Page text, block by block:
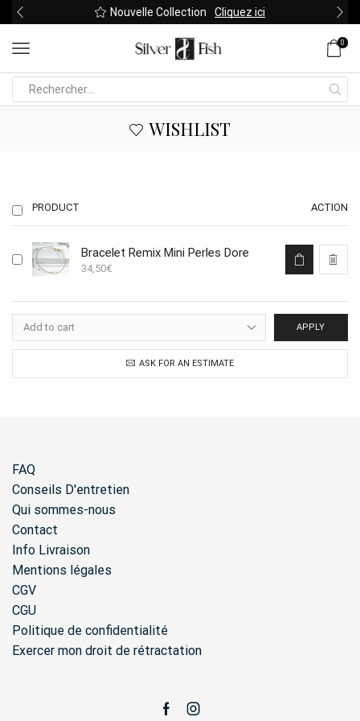
Nouvelle Collection Cliquez ici
0
WISHLIST
PRODUCT ACTION
Bracelet Remix Mini Perles Dore
34,50€
APPLY
ASK FOR AN ESTIMATE
FAQ
Conseils D'entretien
Qui sommes-nous
Contact
Info Livraison
Mentions légales
CGV
CGU
Politique de confidentialité
Exercer mon droit de rétractation
FacebookInstagram